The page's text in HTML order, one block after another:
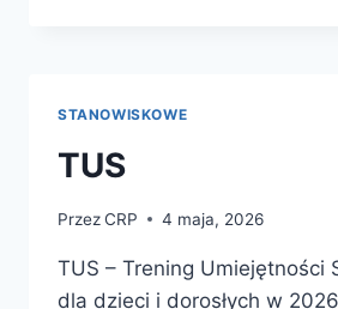
STANOWISKOWE
TUS
PrzezCRP 4 maja, 2026
TUS – Trening Umiejętności
dla dzieci i dorosłych w